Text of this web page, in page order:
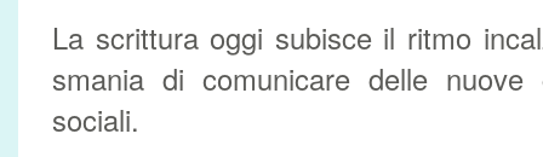
La scrittura oggi subisce il ritmo
smania di comunicare delle nuove
sociali.